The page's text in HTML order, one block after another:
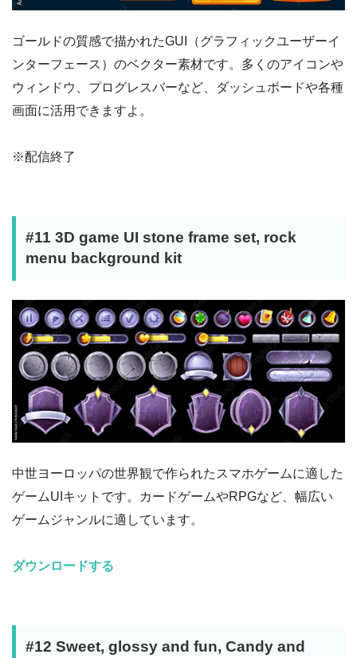
ゴールドの質感で描かれたGUI（グラフィックユーザーイ
ンターフェース）のベクター素材です。多くのアイコンや
ウィンドウ、プログレスバーなど、ダッシュボードや各種
画面に活用できますよ。
※配信終了
#11 3D game UI stone frame set, rock
menu background kit
中世ヨーロッパの世界観で作られたスマホゲームに適した
ゲームUIキットです。カードゲームやRPGなど、幅広い
ゲームジャンルに適しています。
ダウンロードする
#12 Sweet, glossy and fun, Candy and